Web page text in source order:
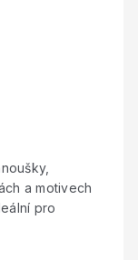
a motivech
pro